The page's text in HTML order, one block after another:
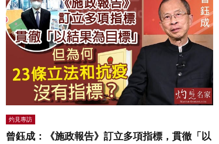
灼見專訪
曾鈺成：《施政報告》訂立多項指標，貫徹「以